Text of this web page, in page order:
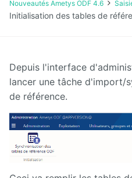
[1ers
formation
à partir
de
fichiers
Présentation
générale
d'Ametys
ODF
Nouveautés Ametys ODF 4.6
Initialisation des tables de
Depuis l'interface
lancer une tâche d'import/
de référence.